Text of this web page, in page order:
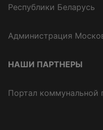
Республики Беларусь
Администрация
НАШИ ПАРТНЕРЫ
Портал коммунальной